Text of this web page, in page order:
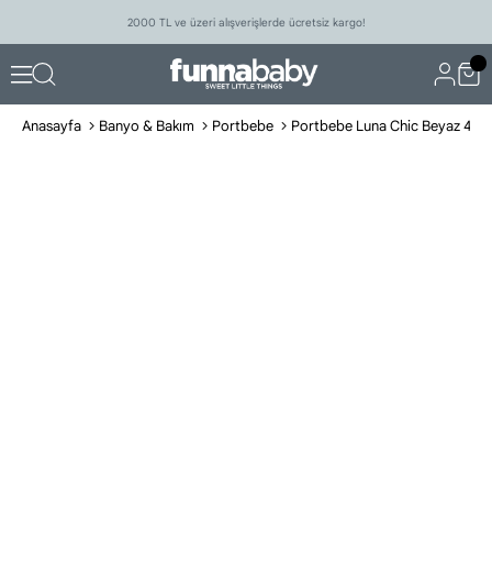
2000 TL ve üzeri alışverişlerde ücretsiz kargo!
Anasayfa Banyo & Bakım Portbebe Portbebe Luna Chic Beyaz 40